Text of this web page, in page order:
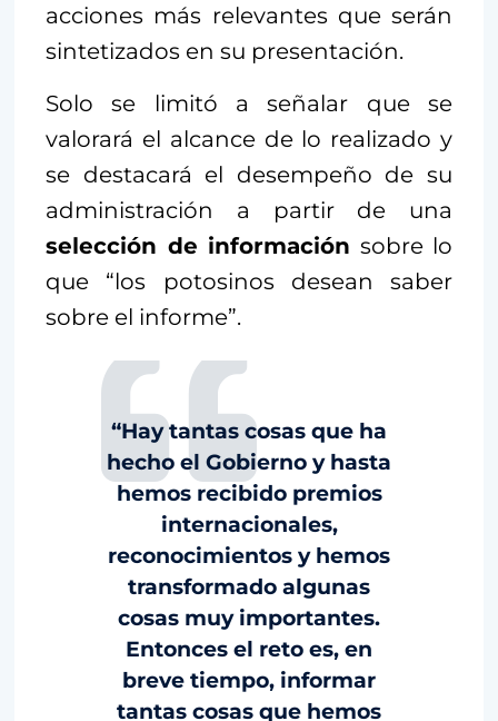
acciones más relevantes que serán
sintetizados en su presentación.
Solo se limitó a señalar que se
valorará el alcance de lo realizado y
se destacará el desempeño de su
administración a partir de una
selección de información sobre lo
que “los potosinos desean saber
sobre el informe”.
“Hay tantas cosas que ha
hecho el Gobierno y hasta
hemos recibido premios
internacionales,
reconocimientos y hemos
transformado algunas
cosas muy importantes.
Entonces el reto es, en
breve tiempo, informar
tantas cosas que hemos